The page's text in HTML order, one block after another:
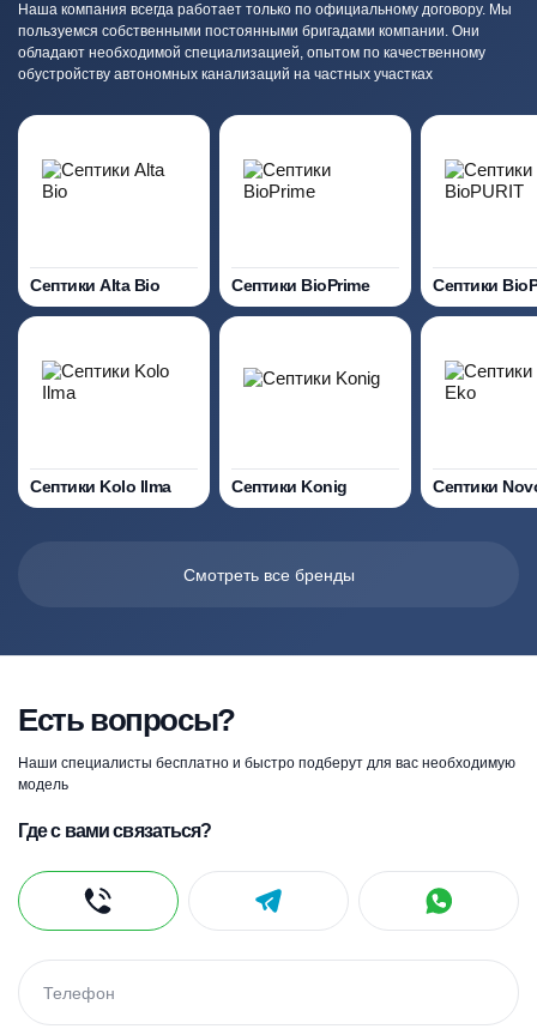
Наша компания всегда работает только по официальному договору. Мы
пользуемся собственными постоянными бригадами компании. Они
обладают необходимой специализацией, опытом по качественному
обустройству автономных канализаций на частных участках
Септики Alta Bio Септики BioPrime Септики
Септики Kolo Ilma Септики Konig Септики
Смотреть все бренды
Есть вопросы?
Наши специалисты бесплатно и быстро подберут для вас необходимую
модель
Где с вами связаться?